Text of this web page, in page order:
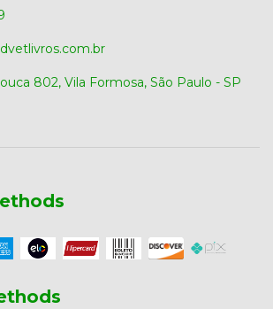
802, Vila Formosa, São Paulo - SP